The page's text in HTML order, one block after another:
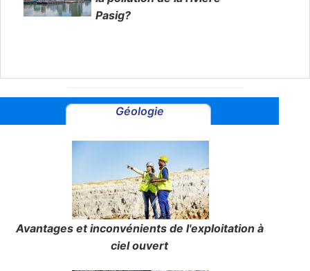
Pasig?
Géologie
Avantages et inconvénients de l'exploitation à
ciel ouvert